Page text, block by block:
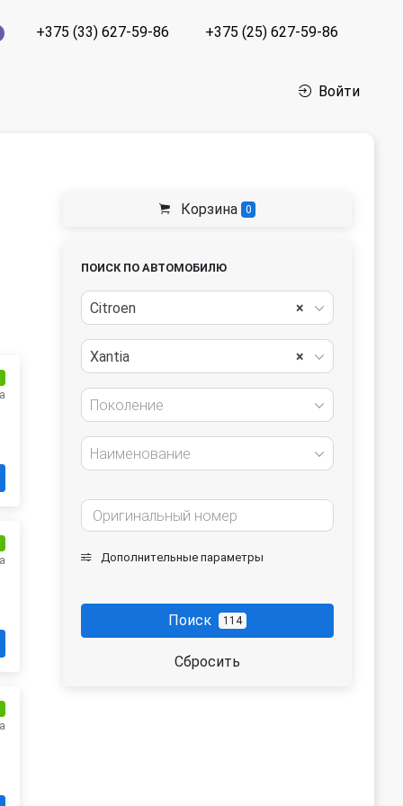
+375 (33) 627-59-86 +375 (25) 627-59-86
Войти
Корзина 0
ПОИСК ПО АВТОМОБИЛЮ
×
Citroen
×
Xantia
Поколение
Наименование
Дополнительные параметры
Поиск 114
Сбросить